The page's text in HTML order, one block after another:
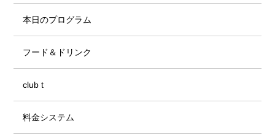
本日のプログラム
フード＆ドリンク
club t
料金システム